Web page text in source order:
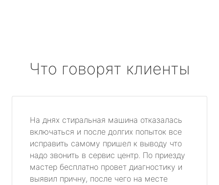
Что говорят клиенты
На днях стиральная машина отказалась
включаться и после долгих попыток все
исправить самому пришел к выводу что
надо звонить в сервис центр. По приезду
мастер бесплатно провет диагностику и
выявил причну, после чего на месте